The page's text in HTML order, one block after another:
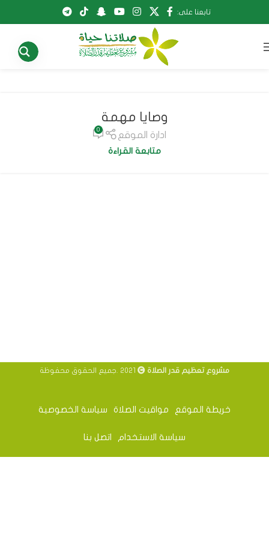
تابعنا على:
وصايا مهمة
ادارة الموقع
0
متابعة القراءة
مشروع تعظيم قدر الصلاة
خريطة الموقع مواقيت الصلاة سياسة الخصوصية
سياسة الاستخدام اتصل بنا